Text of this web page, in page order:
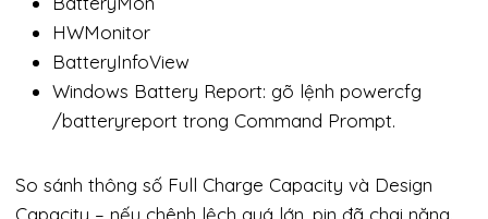
HWMonitor
BatteryInfoView
Windows Battery Report: gõ lệnh powercfg
/batteryreport trong Command Prompt.
So sánh thông số Full Charge Capacity và Design
Capacity – nếu chênh lệch quá lớn, pin đã chai nặng.